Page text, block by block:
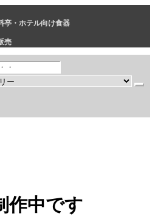
亭・ホテル向け食器
売
館・料亭・ホテル等業務用卸販売
れでかわいい和食器・洋食器はま
作中です